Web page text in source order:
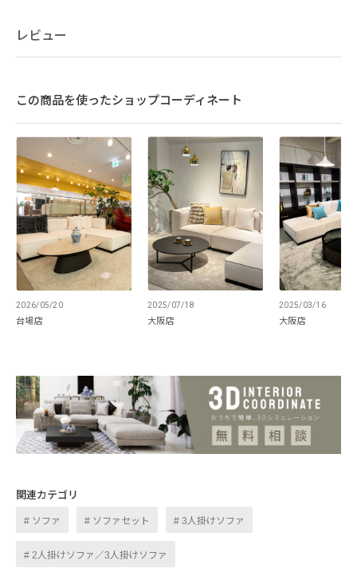
弾むようなフォルムと、
ゆとりのロースタイル
ブロック形状にパイピングを施すことでボデ
ィのエッジを際立たせ、弾むような座面フォ
ありながら、お部屋の中心に配置しても視界
を遮らない低重心フォルムで、空間を広く見
せてくれます。
COMFORT
レビュー
この商品を使ったショップコーディネート
2026/05/20
台場店
2025/07/18
大阪店
2025/03/16
大阪店
関連カテゴリ
ソファ ソファセット 3人掛けソファ
2人掛けソファ／3人掛けソファ